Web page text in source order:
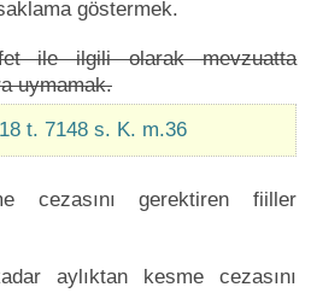
göstermek.
ile ilgili olarak mevzuatta
uymamak.
t. 7148 s. K. m.36
cezasını gerektiren fiiller
aylıktan kesme cezasını